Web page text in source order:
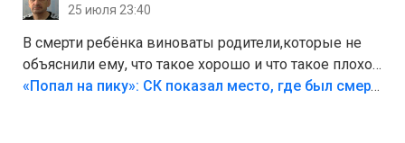
25 июля 23:40
В смерти ребёнка виноваты родители,которые не
объяснили ему, что такое хорошо и что такое плохо!
Лезть через такой забор,верх безумия,есть же
«Попал на пику»: СК показал место, где был смертельно травмирован ребенок в Тольятти